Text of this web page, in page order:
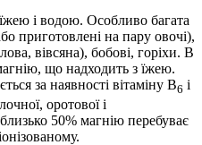
і водою. Особливо багата
приготовлені на пару овочі),
вівсяна), бобові, горіхи. В
що надходить з їжею.
за наявності вітаміну В6 і
оротової і
50% магнію перебуває